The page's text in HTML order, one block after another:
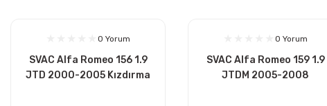
0 Yorum
SVAC Alfa Romeo 156 1.9
JTD 2000-2005 Kızdırma
0 Yorum
SVAC Alfa Romeo 159 1.9
JTDM 2005-2008